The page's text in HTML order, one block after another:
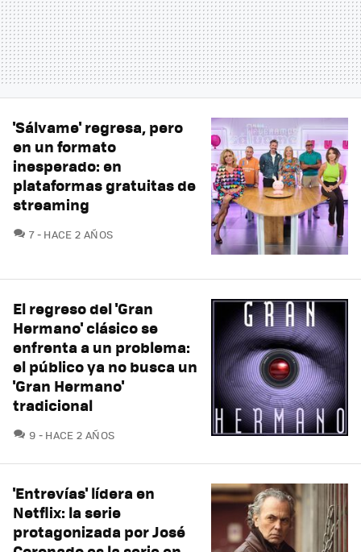
'Sálvame' regresa, pero
en un formato
inesperado: en
plataformas gratuitas de
streaming
7COMENTARIOS
HACE 2 AÑOS
El regreso del 'Gran
Hermano' clásico se
enfrenta a un problema:
el público ya no busca un
'Gran Hermano'
tradicional
9 COMENTARIOS
HACE 2 AÑOS
'Entrevías' lídera en
Netflix: la serie
protagonizada por José